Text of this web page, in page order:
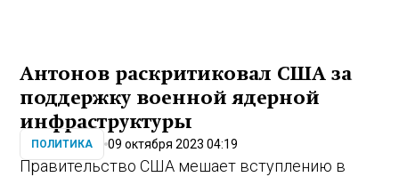
Антонов раскритиковал США за
поддержку военной ядерной
инфраструктуры
ПОЛИТИКА 09 октября 2023 04:19
Правительство США мешает вступлению в